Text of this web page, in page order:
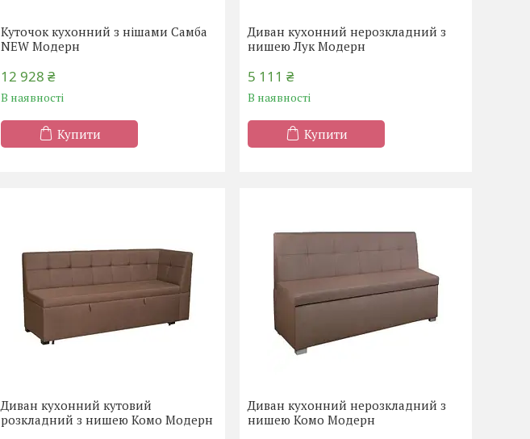
Куточок кухонний з нішами Самба
NEW Модерн
12 928 ₴
В наявності
Купити
Диван кухонний нерозкладний з
нишею Лук Модерн
5 111 ₴
В наявності
Купити
Диван кухонний кутовий
розкладний з нишею Комо Модерн
Диван кухонний нерозкладний з
нишею Комо Модерн